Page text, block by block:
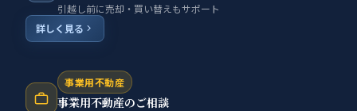
引越し前に売却・買い替えもサポート
詳しく見る
事業用不動産
事業用不動産のご相談